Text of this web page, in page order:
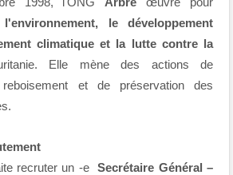
le développement
climatique et la lutte contre la
Elle mène des actions de
et de préservation des
recruter un -eSecrétaire Général –